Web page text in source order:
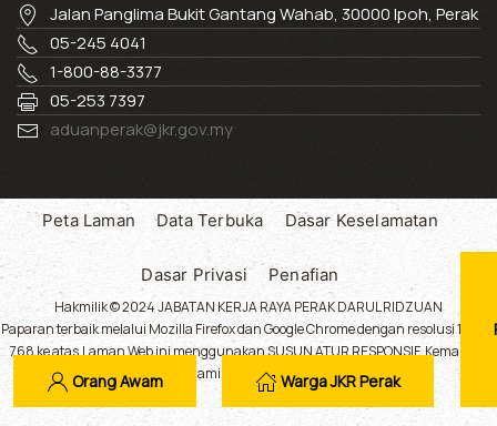
Orang Awam Warga JKR Perak
Jalan Panglima Bukit Gantang Wahab, 30000 Ipoh, Perak
05-245 4041
1-800-88-3377
05-253 7397
aduanperak@jkr.gov.my
Peta Laman Data Terbuka Dasar Keselamatan
Dasar Privasi Penafian
Hakmilik © 2024 JABATAN KERJA RAYA PERAK DARUL RIDZUAN
Paparan terbaik melalui Mozilla Firefox dan Google Chrome dengan resolusi 1024 x
768 ke atas.Laman Web ini menggunakan SUSUN ATUR RESPONSIF. Kemaskini
Terakhir : Khamis 06 Ogos 2026, 12:47:54.